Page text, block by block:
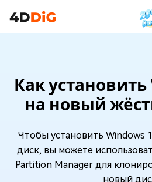
Как
на новый
Чтобы установить Windows
диск, вы можете
Partition Manager для
новый